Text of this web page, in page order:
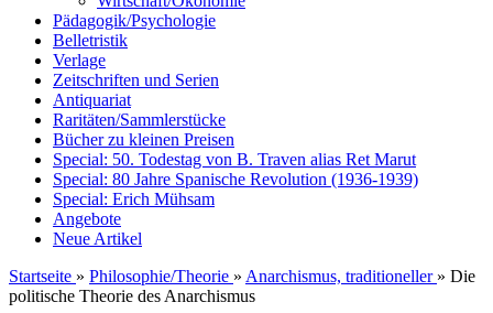
Pädagogik/Psychologie
Belletristik
Verlage
Zeitschriften und Serien
Antiquariat
Raritäten/Sammlerstücke
Bücher zu kleinen Preisen
Special: 50. Todestag von B. Traven alias Ret Marut
Special: 80 Jahre Spanische Revolution (1936-1939)
Special: Erich Mühsam
Angebote
Neue Artikel
Startseite » Philosophie/Theorie » Anarchismus, traditioneller » Die
politische Theorie des Anarchismus